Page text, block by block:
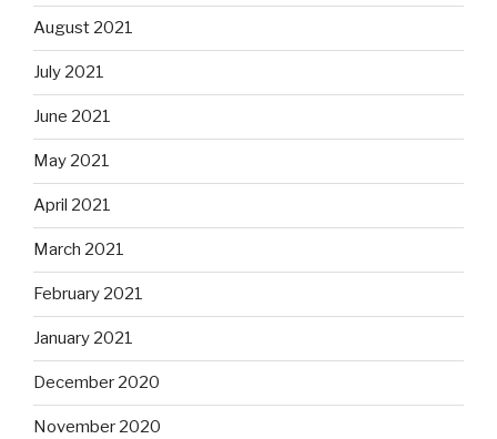
August 2021
July 2021
June 2021
May 2021
April 2021
March 2021
February 2021
January 2021
December 2020
November 2020